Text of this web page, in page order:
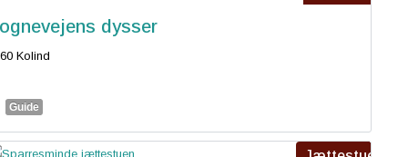
dysser
Kolind
Guide